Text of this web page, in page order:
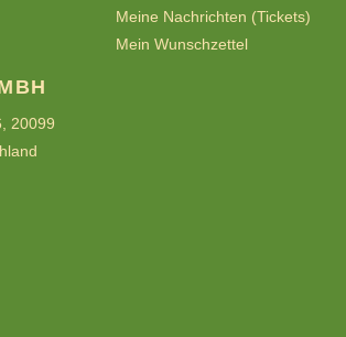
Meine Nachrichten (Tickets)
Mein Wunschzettel
20099